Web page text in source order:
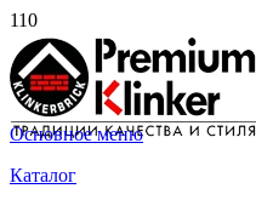
Основное меню
Каталог